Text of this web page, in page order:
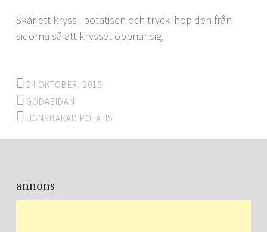
Skär ett kryss i potatisen och tryck ihop den från
sidorna så att krysset öppnar sig.
24 OKTOBER, 2015
GODASIDAN
UGNSBAKAD POTATIS
Post
navigation
annons